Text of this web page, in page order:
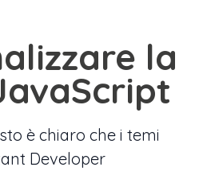
la
è chiaro che i temi
Developer